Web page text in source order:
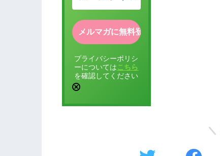
プライバシーポリシ
ーについては こちら
を確認してください